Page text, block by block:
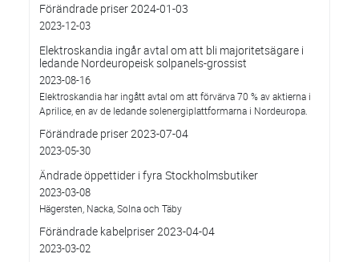
Förändrade priser 2024-01-03
2023-12-03
Elektroskandia ingår avtal om att bli majoritetsägare i
ledande Nordeuropeisk solpanels-grossist
2023-08-16
Elektroskandia har ingått avtal om att förvärva 70 % av aktierna i
Aprilice, en av de ledande solenergiplattformarna i Nordeuropa.
Förändrade priser 2023-07-04
2023-05-30
Ändrade öppettider i fyra Stockholmsbutiker
2023-03-08
Hägersten, Nacka, Solna och Täby
Förändrade kabelpriser 2023-04-04
2023-03-02